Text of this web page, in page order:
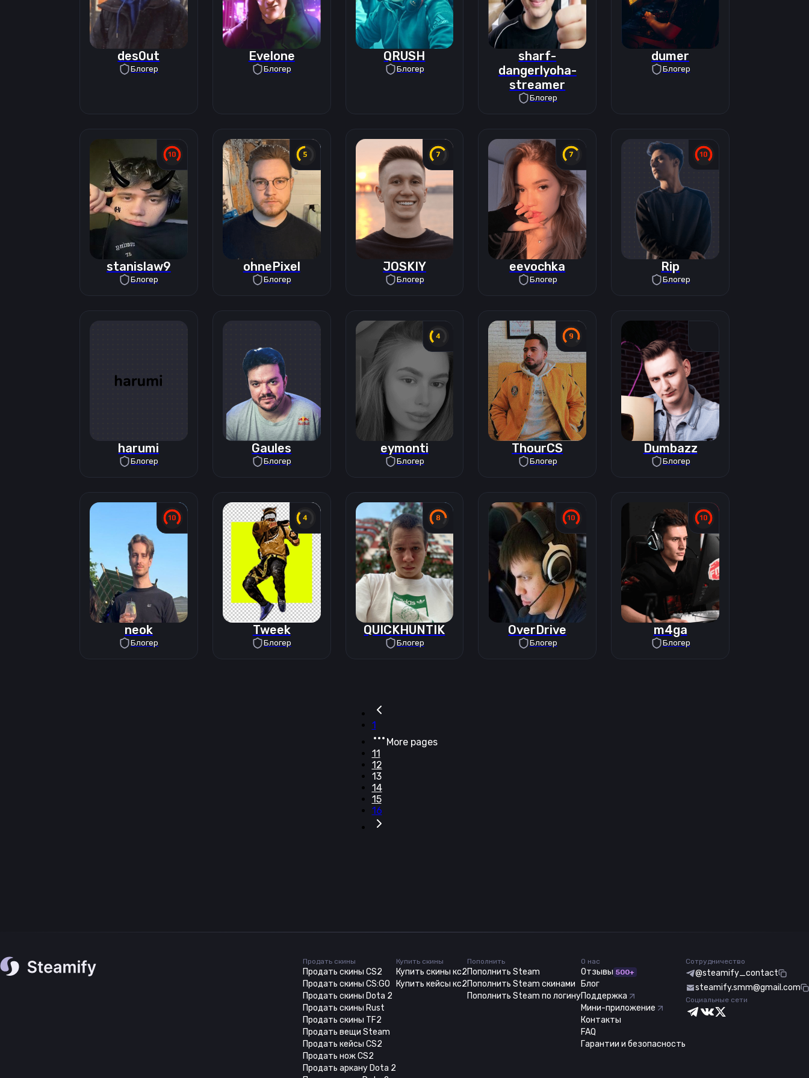
des0ut
Блогер
Evelone
Блогер
QRUSH
Блогер
sharf-
dangerlyoha-
streamer
Блогер
dumer
Блогер
stanislaw9
Блогер
ohnePixel
Блогер
JOSKIY
Блогер
eevochka
Блогер
Rip
Блогер
harumi
Блогер
Gaules
Блогер
eymonti
Блогер
ThourCS
Блогер
Dumbazz
Блогер
neok
Блогер
Tweek
Блогер
QUICKHUNTIK
Блогер
OverDrive
Блогер
m4ga
Блогер
1
More pages
11
12
13
14
15
16
Продать скины
Продать скины CS2
Продать скины CS:GO
Продать скины Dota 2
Продать скины Rust
Продать скины TF2
Продать вещи Steam
Продать кейсы CS2
Продать нож CS2
Продать аркану Dota 2
Купить скины
Купить скины кс2
Купить кейсы кс2
Пополнить
Пополнить Steam
Пополнить Steam скинами
Пополнить Steam по логину
О нас
Отзывы 500+
Блог
Поддержка
Мини-приложение
Контакты
FAQ
Гарантии и безопасность
Сотрудничество
@steamify_contact
steamify.smm@gmail.com
Социальные сети